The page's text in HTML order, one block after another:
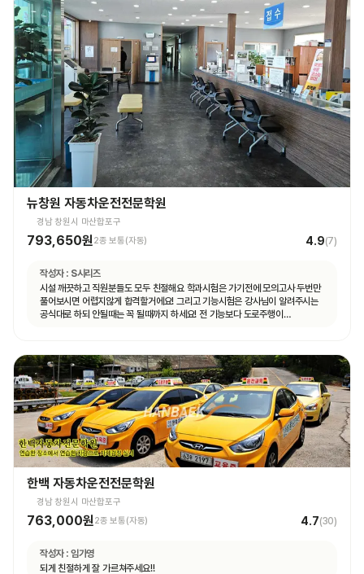
뉴창원 자동차운전전문학원
경남 창원시 마산합포구
793,650원2종 보통(자동) 4.9(7)
작성자 : S시리즈
시설 깨끗하고 직원분들도 모두 친절해요 학과시험은 가기전에 모의고사 두번만
풀어보시면 어렵지않게 합격할거에요! 그리고 기능시험은 강사님이 알려주시는
공식대로 하되 안될때는 꼭 될때까지 하세요! 전 기능보다 도로주행이
한백 자동차운전전문학원
경남 창원시 마산합포구
763,000원2종 보통(자동) 4.7(30)
작성자 : 임가영
되게 친절하게 잘 가르쳐주세요!!